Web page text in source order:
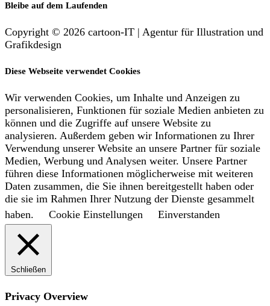
Bleibe auf dem Laufenden
Copyright © 2026 cartoon-IT | Agentur für Illustration und
Grafikdesign
Diese Webseite verwendet Cookies
Wir verwenden Cookies, um Inhalte und Anzeigen zu
personalisieren, Funktionen für soziale Medien anbieten zu
können und die Zugriffe auf unsere Website zu
analysieren. Außerdem geben wir Informationen zu Ihrer
Verwendung unserer Website an unsere Partner für soziale
Medien, Werbung und Analysen weiter. Unsere Partner
führen diese Informationen möglicherweise mit weiteren
Daten zusammen, die Sie ihnen bereitgestellt haben oder
die sie im Rahmen Ihrer Nutzung der Dienste gesammelt
haben.
Cookie Einstellungen Einverstanden
Schließen
Privacy Overview